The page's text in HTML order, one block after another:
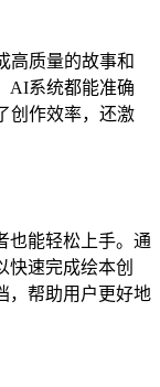
高质量的故事和
AI系统都能准确
创作效率，还激
也能轻松上手。通
快速完成绘本创
，帮助用户更好地